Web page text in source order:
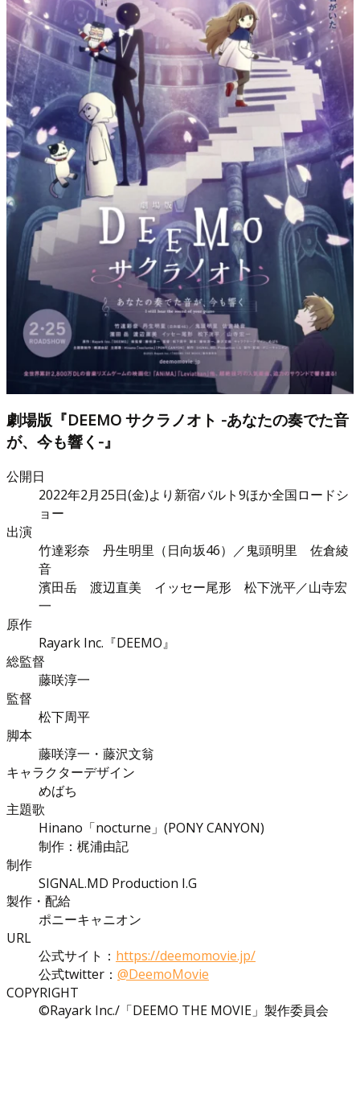
劇場版『DEEMO サクラノオト -あなたの奏でた音
が、今も響く-』
公開日
2022年2月25日(金)より新宿バルト9ほか全国ロードシ
ョー
出演
竹達彩奈 丹生明里（日向坂46）／鬼頭明里 佐倉綾
音
濱田岳 渡辺直美 イッセー尾形 松下洸平／山寺宏
一
原作
Rayark Inc.『DEEMO』
総監督
藤咲淳一
監督
松下周平
脚本
藤咲淳一・藤沢文翁
キャラクターデザイン
めばち
主題歌
Hinano「nocturne」(PONY CANYON)
制作：梶浦由記
制作
SIGNAL.MD Production I.G
製作・配給
ポニーキャニオン
URL
公式サイト： https://deemomovie.jp/
公式twitter： @DeemoMovie
COPYRIGHT
©Rayark Inc./「DEEMO THE MOVIE」製作委員会